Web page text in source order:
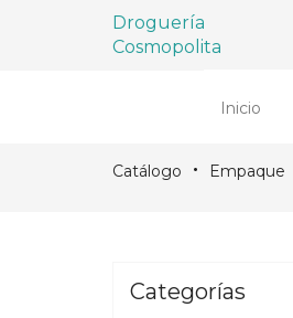
Droguería
Cosmopolita
Inicio
Catálogo Empaque
Categorías